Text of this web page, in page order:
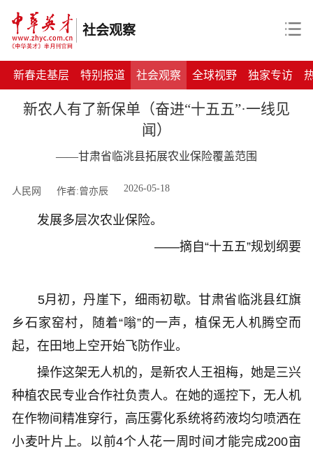
社会观察
新春走基层 特别报道 社会观察 全球视野 独家专访
新农人有了新保单（奋进“十五五”·一线见
闻）
——甘肃省临洮县拓展农业保险覆盖范围
人民网 作者:曾亦辰 2026-05-18
发展多层次农业保险。
——摘自“十五五”规划纲要
5月初，丹崖下，细雨初歇。甘肃省临洮县红旗
乡石家窑村，随着“嗡”的一声，植保无人机腾空而
起，在田地上空开始飞防作业。
操作这架无人机的，是新农人王祖梅，她是三兴
种植农民专业合作社负责人。在她的遥控下，无人机
在作物间精准穿行，高压雾化系统将药液均匀喷洒在
小麦叶片上。以前4个人花一周时间才能完成200亩